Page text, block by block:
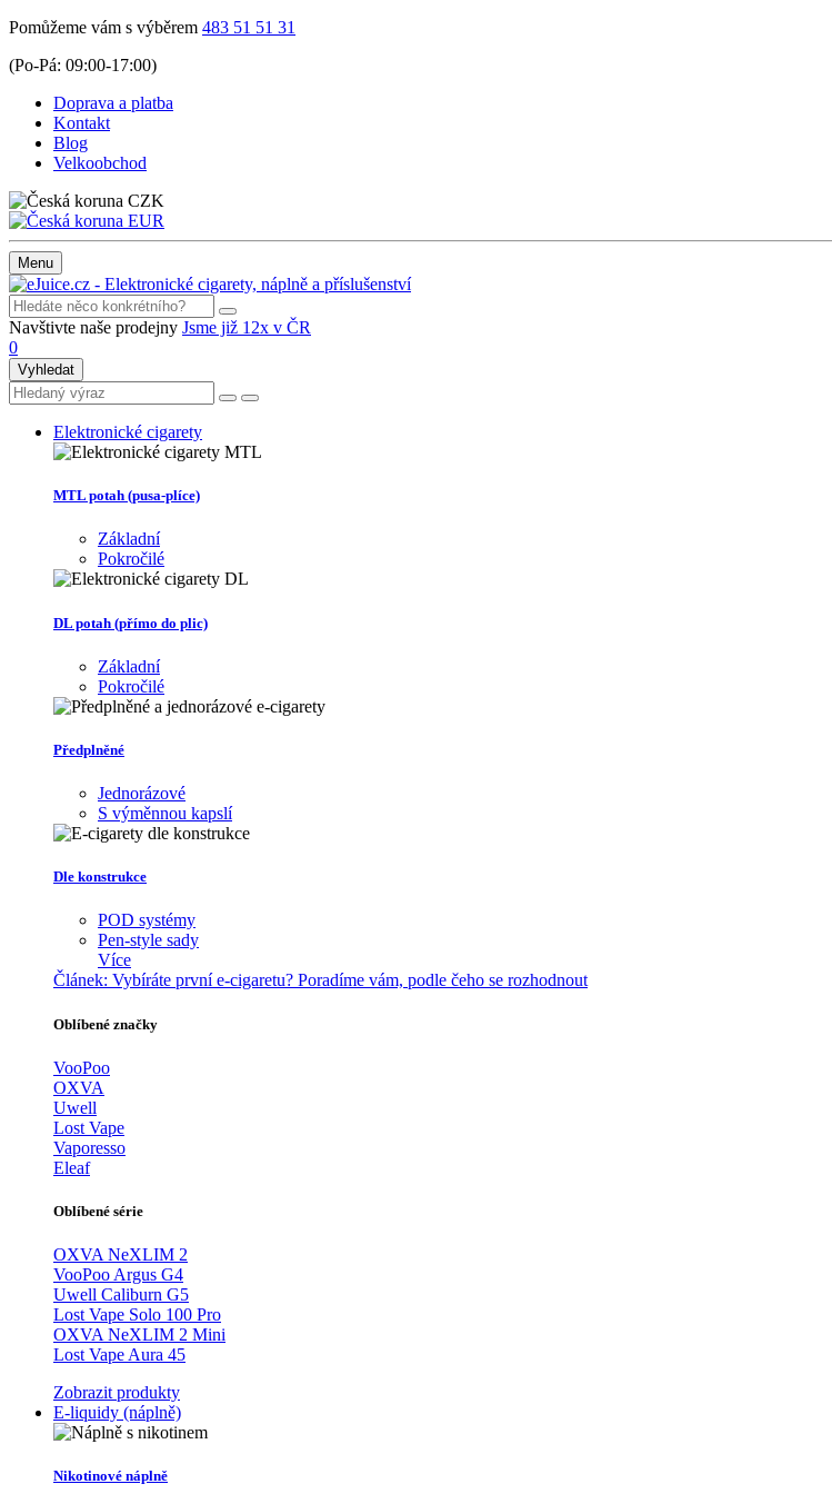
Pomůžeme vám s výběrem 483 51 51 31
(Po-Pá: 09:00-17:00)
Doprava a platba
Kontakt
Blog
Velkoobchod
CZK
EUR
Menu
Navštivte naše prodejny Jsme již 12x v ČR
0
Vyhledat
Elektronické cigarety
MTL potah (pusa-plíce)
Základní
Pokročilé
DL potah (přímo do plic)
Základní
Pokročilé
Předplněné
Jednorázové
S výměnnou kapslí
Dle konstrukce
POD systémy
Pen-style sady
Více
Článek: Vybíráte první e-cigaretu? Poradíme vám, podle čeho se rozhodnout
Oblíbené značky
VooPoo
OXVA
Uwell
Lost Vape
Vaporesso
Eleaf
Oblíbené série
OXVA NeXLIM 2
VooPoo Argus G4
Uwell Caliburn G5
Lost Vape Solo 100 Pro
OXVA NeXLIM 2 Mini
Lost Vape Aura 45
Zobrazit produkty
E-liquidy (náplně)
Nikotinové náplně